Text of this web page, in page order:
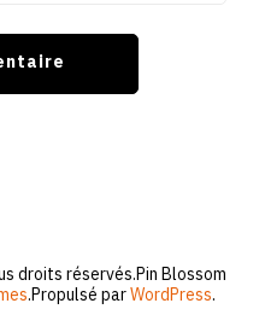
droits réservés.Pin Blossom
.Propulsé parWordPress.